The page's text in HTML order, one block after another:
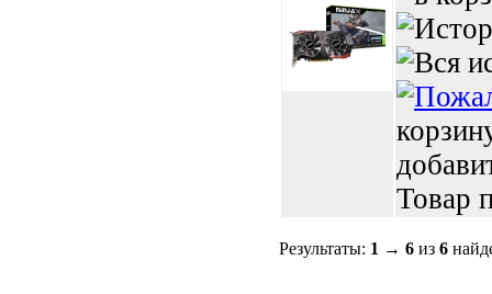
Товар
Результаты: 1 → 6 из 6